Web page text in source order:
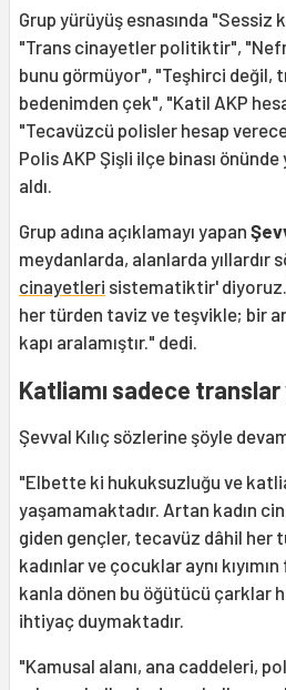
Grup yürüyüş esnasında
"Trans cinayetler politiktir",
bunu görmüyor", "Teşhirci değil,
bedenimden çek", "Katil AKP
"Tecavüzcü polisler hesap
Polis AKP Şişli ilçe binası
aldı.
Grup adına açıklamayı yapan
meydanlarda, alanlarda yıllardır
cinayetleri sistematiktir'
her türden taviz ve teşvikle; bir
kapı aralamıştır." dedi.
Katliamı sadece translar
Şevval Kılıç sözlerine şöyle
"Elbette ki hukuksuzluğu ve
yaşamamaktadır. Artan kadın
giden gençler, tecavüz dâhil her
kadınlar ve çocuklar aynı
kanla dönen bu öğütücü çarklar
ihtiyaç duymaktadır.
"Kamusal alanı, ana caddeleri,